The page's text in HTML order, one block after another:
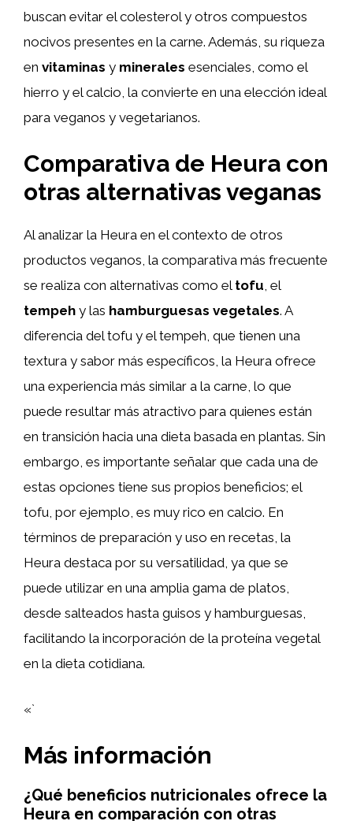
buscan evitar el colesterol y otros compuestos
nocivos presentes en la carne. Además, su riqueza
en vitaminas y minerales esenciales, como el
hierro y el calcio, la convierte en una elección ideal
para veganos y vegetarianos.
Comparativa de Heura con
otras alternativas veganas
Al analizar la Heura en el contexto de otros
productos veganos, la comparativa más frecuente
se realiza con alternativas como el tofu, el
tempeh y las hamburguesas vegetales. A
diferencia del tofu y el tempeh, que tienen una
textura y sabor más específicos, la Heura ofrece
una experiencia más similar a la carne, lo que
puede resultar más atractivo para quienes están
en transición hacia una dieta basada en plantas. Sin
embargo, es importante señalar que cada una de
estas opciones tiene sus propios beneficios; el
tofu, por ejemplo, es muy rico en calcio. En
términos de preparación y uso en recetas, la
Heura destaca por su versatilidad, ya que se
puede utilizar en una amplia gama de platos,
desde salteados hasta guisos y hamburguesas,
facilitando la incorporación de la proteína vegetal
en la dieta cotidiana.
«`
Más información
¿Qué beneficios nutricionales ofrece la
Heura en comparación con otras